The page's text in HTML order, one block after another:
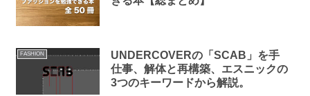
FASHION
UNDERCOVERの「SCAB」を手
仕事、解体と再構築、エスニックの
3つのキーワードから解説。